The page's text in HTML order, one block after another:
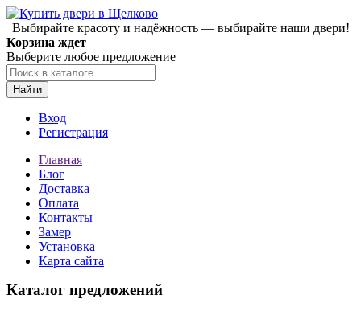
Выбирайте красоту и надёжность — выбирайте наши двери!
Корзина ждет
Выберите любое предложение
Найти
Вход
Регистрация
Главная
Блог
Доставка
Оплата
Контакты
Замер
Установка
Карта сайта
Каталог предложений